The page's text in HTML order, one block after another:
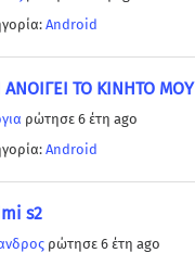
Android
ΤΟ ΚΙΝΗΤΟ ΜΟΥ
ρώτησε 6 έτη ago
Android
s2
ρώτησε 6 έτη ago